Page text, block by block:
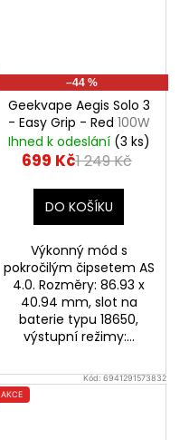
–44 %
Geekvape Aegis Solo 3
- Easy Grip - Red 100W
Ihned k odeslání (3 ks)
699 Kč1 249 Kč
DO KOŠÍKU
Výkonný mód s
pokročilým čipsetem AS
4.0. Rozměry: 86.93 x
40.94 mm, slot na
baterie typu 18650,
výstupní režimy:...
Kód:6941291573832
AKCE